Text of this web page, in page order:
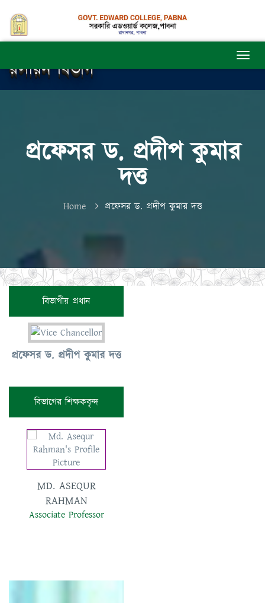
রসায়ন বিভাগ
প্রফেসর ড. প্রদীপ কুমার
দত্ত
Home প্রফেসর ড. প্রদীপ কুমার দত্ত
বিভাগীয় প্রধান
প্রফেসর ড. প্রদীপ কুমার দত্ত
বিভাগের শিক্ষকবৃন্দ
MD. ASEQUR
RAHMAN
Associate Professor